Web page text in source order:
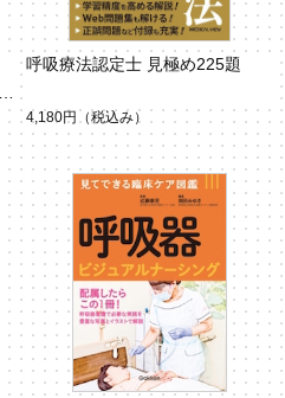
呼吸療法認定士 見極め225題
4,180円 （税込み）